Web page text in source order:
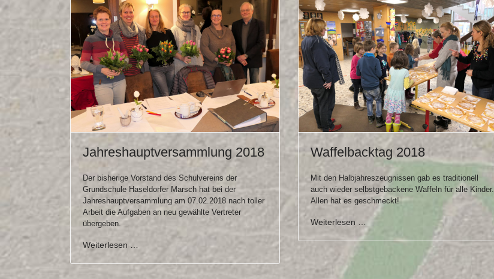
Jahreshauptversammlung 2018
Der bisherige Vorstand des Schulvereins der
Grundschule Haseldorfer Marsch hat bei der
Jahreshauptversammlung am 07.02.2018 nach toller
Arbeit die Aufgaben an neu gewählte Vertreter
übergeben.
Weiterlesen …
Waffelbacktag 2018
Mit den Halbjahreszeugnissen gab es traditionell
auch wieder selbstgebackene Waffeln für alle Kinder.
Allen hat es geschmeckt!
Weiterlesen …